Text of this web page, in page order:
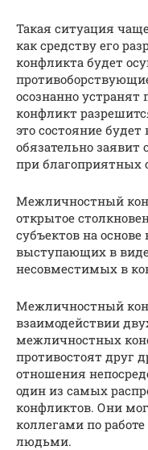
Такая ситуация
как средству его
конфликта будет
осознанно
конфликт
это состояние
обязательно заявит
при благоприятных
Межличностный
открытое
субъектов на
выступающих в
несовместимых в
Межличностный
взаимодействии
межличностных
противостоят друг
отношения
один из самых
конфликтов. Они
коллегами по
людьми.